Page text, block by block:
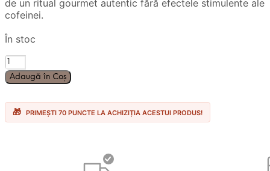
de un ritual gourmet autentic fără efectele stimulente ale
cofeinei.
În stoc
Cantitate
Cafea
Boabe
Decaffeinato
500g
Adaugă în Coș
PRIMEȘTI 70 PUNCTE LA ACHIZIȚIA ACESTUI PRODUS!